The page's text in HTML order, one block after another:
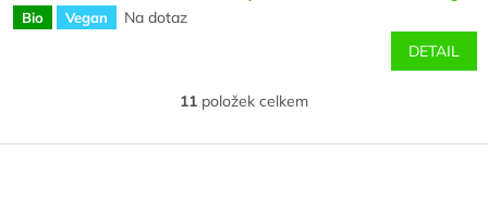
Bio Vegan
Na dotaz
DETAIL
O
l
11 položek celkem
Z